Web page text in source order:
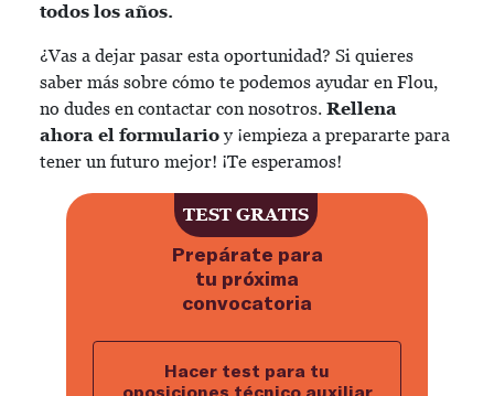
todos los años.
¿Vas a dejar pasar esta oportunidad? Si quieres
saber más sobre cómo te podemos ayudar en Flou,
no dudes en contactar con nosotros. Rellena
ahora el formularioy ¡empieza a prepararte para
tener un futuro mejor! ¡Te esperamos!
Prepárate para
tu próxima
convocatoria
Hacer test para tu
oposiciones técnico auxiliar
TEST GRATIS